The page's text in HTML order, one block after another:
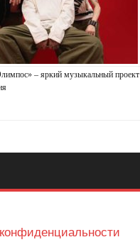
– яркий музыкальный проект